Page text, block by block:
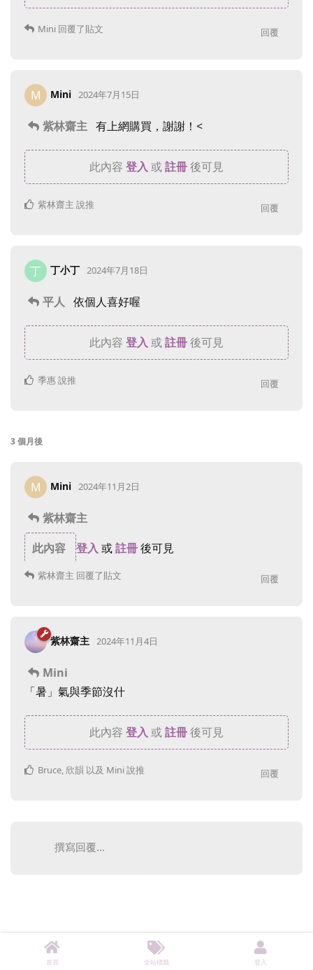
回覆
Mini 回覆了貼文
M Mini 2024年7月15日
紫林齋主 有上網購買，謝謝！<
此內容 登入或註冊後可見
回覆
紫林齋主 說推
丁 丁小丁 2024年7月18日
平人 依個人喜好喔
此內容 登入或註冊後可見
回覆
季惠 說推
3 個月後
M Mini 2024年11月2日
紫林齋主
此內容
登入或註冊後可見
回覆
紫林齋主 回覆了貼文
紫林齋主 2024年11月4日
Mini
「暑」氣與季節沒什
此內容 登入或註冊後可見
回覆
Bruce, 欣韻 以及 Mini說推
撰寫回覆...
首頁 全站標籤 登入